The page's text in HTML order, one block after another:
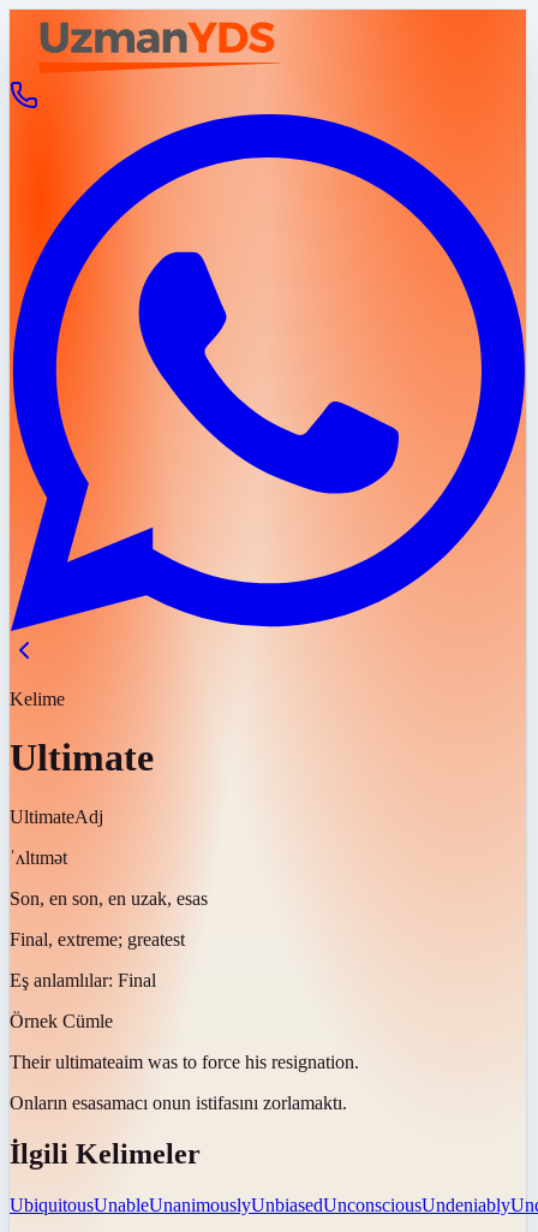
Kelime
Ultimate
UltimateAdj
ˈʌltɪmət
Son, en son, en uzak, esas
Final, extreme; greatest
Eş anlamlılar: Final
Örnek Cümle
Their ultimateaim was to force his resignation.
Onların esasamacı onun istifasını zorlamaktı.
İlgili Kelimeler
UbiquitousUnableUnanimouslyUnbiasedUnconsciousUndeniably